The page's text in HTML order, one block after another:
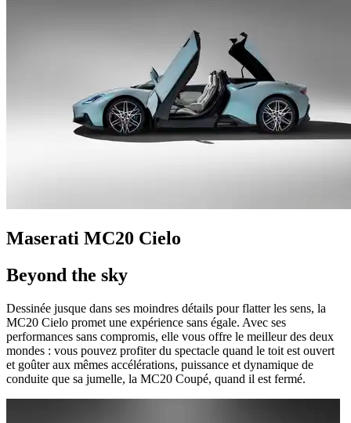
Maserati MC20 Cielo
Beyond the sky
Dessinée jusque dans ses moindres détails pour flatter les sens, la
MC20 Cielo promet une expérience sans égale. Avec ses
performances sans compromis, elle vous offre le meilleur des deux
mondes : vous pouvez profiter du spectacle quand le toit est ouvert
et goûter aux mêmes accélérations, puissance et dynamique de
conduite que sa jumelle, la MC20 Coupé, quand il est fermé.